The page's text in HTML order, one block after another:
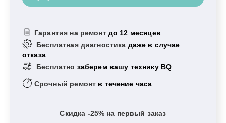
Гарантия на ремонт до 12 месяцев
Бесплатная диагностика даже в случае
отказа
Бесплатно заберем вашу технику BQ
Срочный ремонт в течение часа
Скидка -25% на первый заказ